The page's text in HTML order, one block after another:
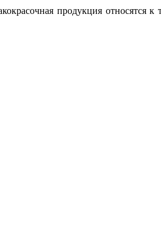
продукция относятся